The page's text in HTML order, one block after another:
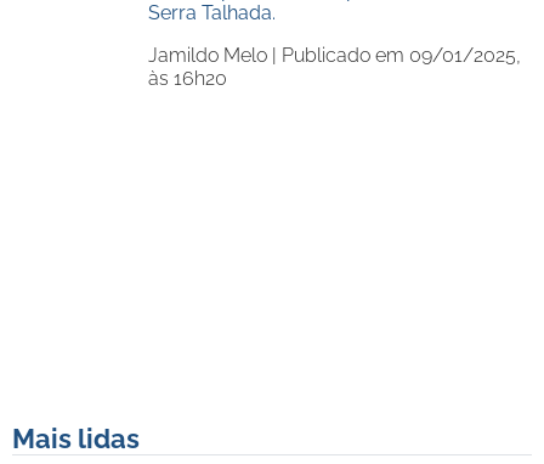
Serra Talhada.
Jamildo Melo | Publicado em 09/01/2025,
às 16h20
Mais lidas